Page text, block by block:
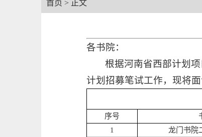
首页 > 正文
各书院：
根据河南省西部计划
计划招募笔试工作，现将面
序号
1
龙门书院